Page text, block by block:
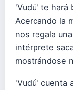
'Vudú' te hará
Acercando la
nos regala
intérprete
mostrándose
'Vudú' cuenta